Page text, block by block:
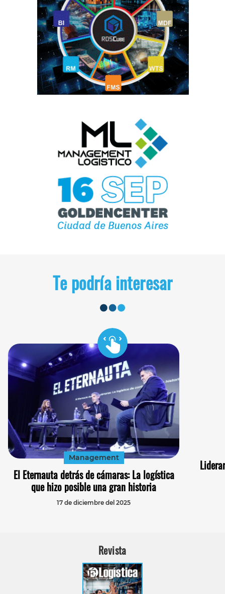
Te podría interesar
Management
El Eternauta detrás de cámaras: La logística
que hizo posible una gran historia
17 de diciembre del 2025
Revista